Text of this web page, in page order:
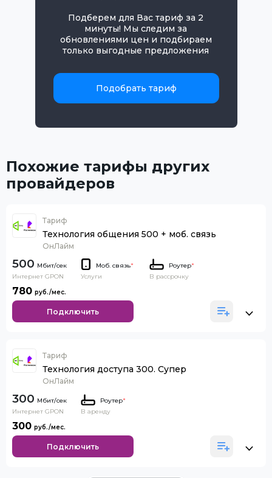
Подберем для Вас тариф за 2
минуты! Мы следим за
обновлениями цен и подбираем
только выгодные предложения
Подобрать тариф
Похожие тарифы других
провайдеров
Тариф
Технология общения 500 + моб. связь
ОнЛайм
500
Интернет GPON
Моб. связь*
Услуги
Роутер*
В рассрочку
780
Подключить
Тариф
Технология доступа 300. Супер
ОнЛайм
300
Интернет GPON
Роутер*
В аренду
300
Подключить